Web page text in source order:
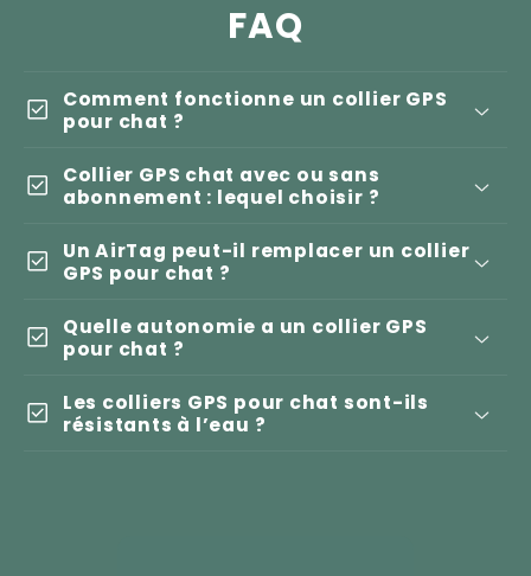
FAQ
check_box
Comment fonctionne un collier GPS
pour chat ?
check_box
Collier GPS chat avec ou sans
abonnement : lequel choisir ?
check_box
Un AirTag peut-il remplacer un collier
GPS pour chat ?
check_box
Quelle autonomie a un collier GPS
pour chat ?
check_box
Les colliers GPS pour chat sont-ils
résistants à l’eau ?